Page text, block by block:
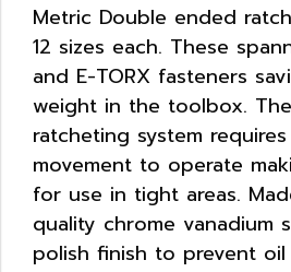
Metric Double ended
12 sizes each. These
and E-TORX fasteners
weight in the toolbox.
ratcheting system
movement to operate
for use in tight areas.
quality chrome vanadium
polish finish to prevent